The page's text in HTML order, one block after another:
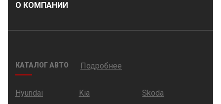
О КОМПАНИИ
КАТАЛОГ АВТО Подробнее
Hyundai Kia
Skoda